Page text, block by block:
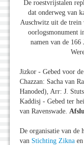
De roestvrijstalen
dat onderweg van
Auschwitz uit de trein
oorlogsmonument
namen van de 166
Jizkor - Gebed voor
Chazzan: Sacha van
Hanoded), Arr: J.
Kaddisj - Gebed ter
van Ravenswade.
De organisatie van de
van Stichting Zikna